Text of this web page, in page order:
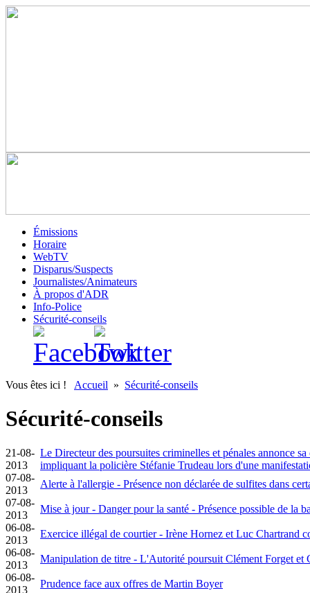
Émissions
Horaire
WebTV
Disparus/Suspects
Journalistes/Animateurs
À propos d'ADR
Info-Police
Sécurité-conseils
Vous êtes ici ! Accueil » Sécurité-conseils
Sécurité-conseils
21-08-
2013
Le Directeur des poursuites criminelles et pénales annonce
impliquant la policière Stéfanie Trudeau lors d'une
07-08-
2013
Alerte à l'allergie - Présence non déclarée de sulfites dans
07-08-
2013
Mise à jour - Danger pour la santé - Présence possible de la
06-08-
2013
Exercice illégal de courtier - Irène Hornez et Luc Chartrand
06-08-
2013
Manipulation de titre - L'Autorité poursuit Clément Forget et
06-08-
2013
Prudence face aux offres de Martin Boyer